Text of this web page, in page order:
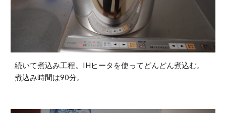
続いて煮込み工程。IHヒータを使ってどんどん煮込む。
煮込み時間は90分。